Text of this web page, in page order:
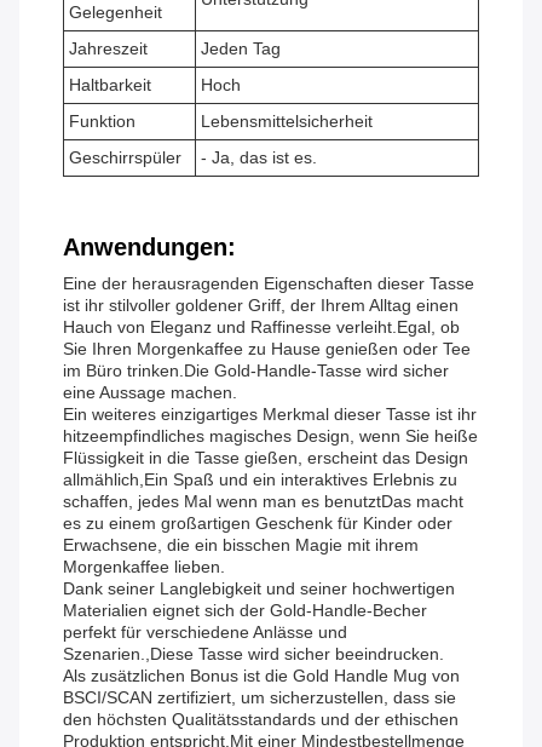
Gelegenheit
Jahreszeit
Jeden Tag
Haltbarkeit
Hoch
Funktion
Lebensmittelsicherheit
Geschirrspüler
- Ja, das ist es.
Anwendungen:
Eine der herausragenden Eigenschaften dieser Tasse
ist ihr stilvoller goldener Griff, der Ihrem Alltag einen
Hauch von Eleganz und Raffinesse verleiht.Egal, ob
Sie Ihren Morgenkaffee zu Hause genießen oder Tee
im Büro trinken.Die Gold-Handle-Tasse wird sicher
eine Aussage machen.
Ein weiteres einzigartiges Merkmal dieser Tasse ist ihr
hitzeempfindliches magisches Design, wenn Sie heiße
Flüssigkeit in die Tasse gießen, erscheint das Design
allmählich,Ein Spaß und ein interaktives Erlebnis zu
schaffen, jedes Mal wenn man es benutztDas macht
es zu einem großartigen Geschenk für Kinder oder
Erwachsene, die ein bisschen Magie mit ihrem
Morgenkaffee lieben.
Dank seiner Langlebigkeit und seiner hochwertigen
Materialien eignet sich der Gold-Handle-Becher
perfekt für verschiedene Anlässe und
Szenarien.,Diese Tasse wird sicher beeindrucken.
Als zusätzlichen Bonus ist die Gold Handle Mug von
BSCI/SCAN zertifiziert, um sicherzustellen, dass sie
den höchsten Qualitätsstandards und der ethischen
Produktion entspricht.Mit einer Mindestbestellmenge